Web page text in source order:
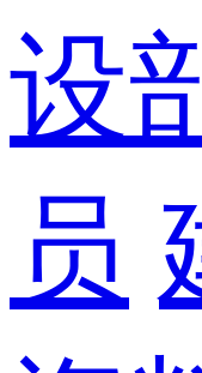
设
员